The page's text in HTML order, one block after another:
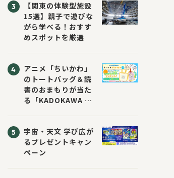
ジブックフェア2026
～すまない先生と読
書にチャレンジ！
～」が開催！
【関東の体験型施設
15選】親子で遊びな
がら学べる！おすす
めスポットを厳選
アニメ「ちいかわ」
のトートバッグ＆読
書のおまもりが当た
る「KADOKAWA ち
催！ スマホ壁紙は
応募者全員にプレゼ
ント！
宇宙・天文 学び広が
るプレゼントキャン
ペーン